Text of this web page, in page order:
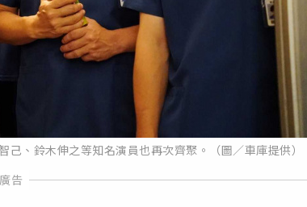
、鈴木伸之等知名演員也再次齊聚。（圖／車庫提供）